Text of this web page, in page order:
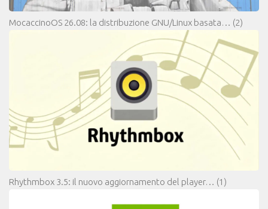
MocaccinoOS 26.08: la distribuzione GNU/Linux basata… (2)
Rhythmbox 3.5: il nuovo aggiornamento del player… (1)